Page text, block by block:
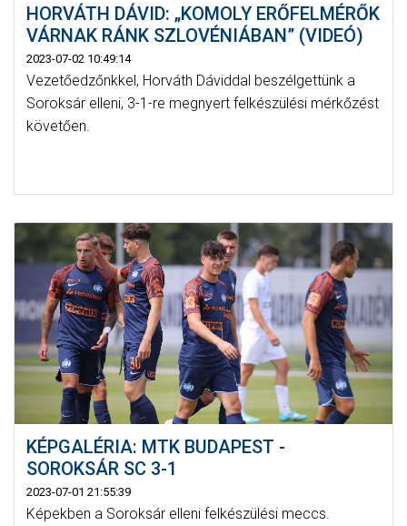
HORVÁTH DÁVID: „KOMOLY ERŐFELMÉRŐK
VÁRNAK RÁNK SZLOVÉNIÁBAN” (VIDEÓ)
2023-07-02 10:49:14
Vezetőedzőnkkel, Horváth Dáviddal beszélgettünk a
Soroksár elleni, 3-1-re megnyert felkészülési mérkőzést
követően.
KÉPGALÉRIA: MTK BUDAPEST -
SOROKSÁR SC 3-1
2023-07-01 21:55:39
Képekben a Soroksár elleni felkészülési meccs.